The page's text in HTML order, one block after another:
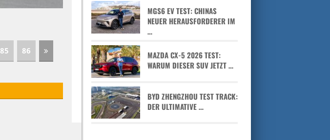
85 86
MGS6 EV TEST: CHINAS
NEUER HERAUSFORDERER IM
…
MAZDA CX-5 2026 TEST:
WARUM DIESER SUV JETZT …
BYD ZHENGZHOU TEST TRACK:
DER ULTIMATIVE …